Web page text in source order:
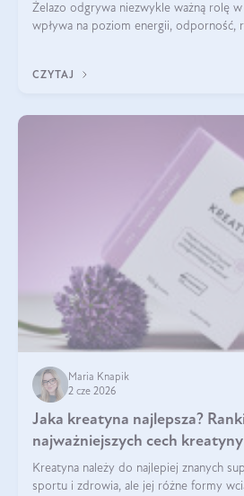
Żelazo odgrywa niezwykle ważną rolę
wpływa na poziom energii, odporność,
zawrotów głowy czy problemów z
CZYTAJ
Maria Knapik
2 cze 2026
Jaka kreatyna najlepsza?
najważniejszych cech kreatyny
Kreatyna należy do najlepiej znanych
sportu i zdrowia, ale jej różne formy